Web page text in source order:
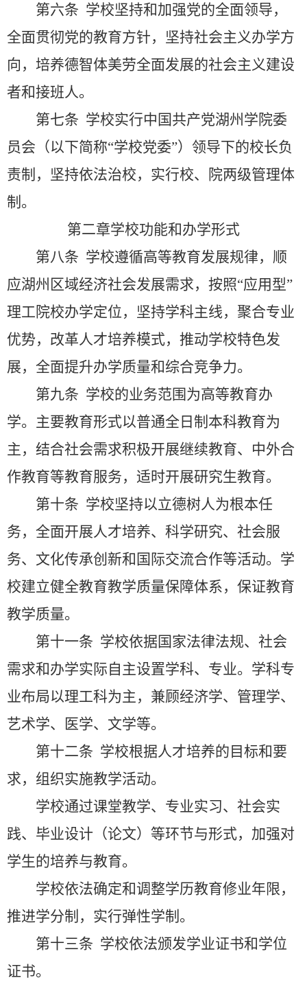
第六条 学校坚持和加强党的全面领导，
全面贯彻党的教育方针，坚持社会主义办学方
向，培养德智体美劳全面发展的社会主义建设
者和接班人。
第七条 学校实行中国共产党湖州学院委
员会（以下简称“学校党委”）领导下的校长负
责制，坚持依法治校，实行校、院两级管理体
制。
第二章学校功能和办学形式
第八条 学校遵循高等教育发展规律，顺
应湖州区域经济社会发展需求，按照“应用型”
理工院校办学定位，坚持学科主线，聚合专业
优势，改革人才培养模式，推动学校特色发
展，全面提升办学质量和综合竞争力。
第九条 学校的业务范围为高等教育办
学。主要教育形式以普通全日制本科教育为
主，结合社会需求积极开展继续教育、中外合
作教育等教育服务，适时开展研究生教育。
第十条 学校坚持以立德树人为根本任
务，全面开展人才培养、科学研究、社会服
务、文化传承创新和国际交流合作等活动。学
校建立健全教育教学质量保障体系，保证教育
教学质量。
第十一条 学校依据国家法律法规、社会
需求和办学实际自主设置学科、专业。学科专
业布局以理工科为主，兼顾经济学、管理学、
艺术学、医学、文学等。
第十二条 学校根据人才培养的目标和要
求，组织实施教学活动。
学校通过课堂教学、专业实习、社会实
践、毕业设计（论文）等环节与形式，加强对
学生的培养与教育。
学校依法确定和调整学历教育修业年限，
推进学分制，实行弹性学制。
第十三条 学校依法颁发学业证书和学位
证书。